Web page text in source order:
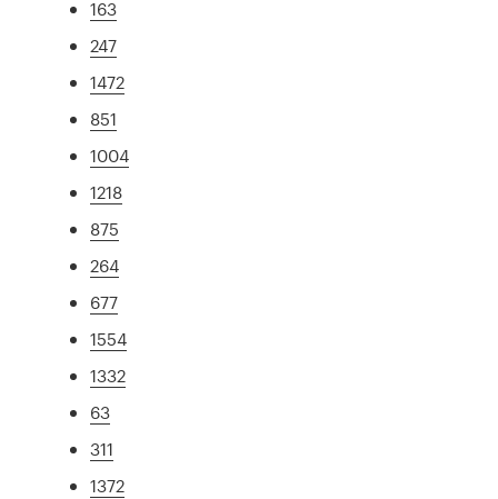
163
247
1472
851
1004
1218
875
264
677
1554
1332
63
311
1372